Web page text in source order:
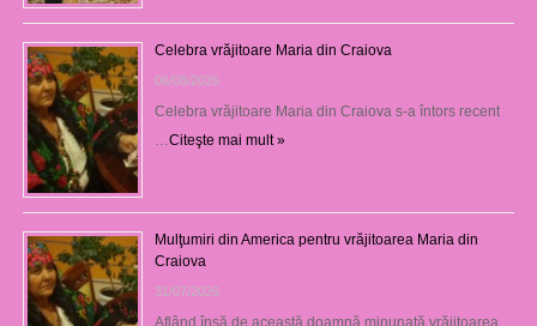
Celebra vrăjitoare Maria din Craiova
06/08/2026
Celebra vrăjitoare Maria din Craiova s-a întors recent
Citeşte mai mult »
Mulţumiri din America pentru vrăjitoarea Maria din
Craiova
31/07/2026
Aflând însă de această doamnă minunată vrăjitoarea